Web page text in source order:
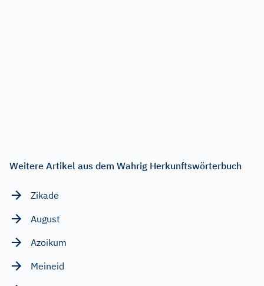
Weitere Artikel aus dem Wahrig Herkunftswörterbuch
Zikade
August
Azoikum
Meineid